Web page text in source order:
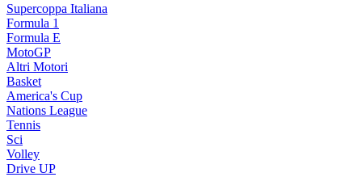
Supercoppa Italiana
Formula 1
Formula E
MotoGP
Altri Motori
Basket
America's Cup
Nations League
Tennis
Sci
Volley
Drive UP